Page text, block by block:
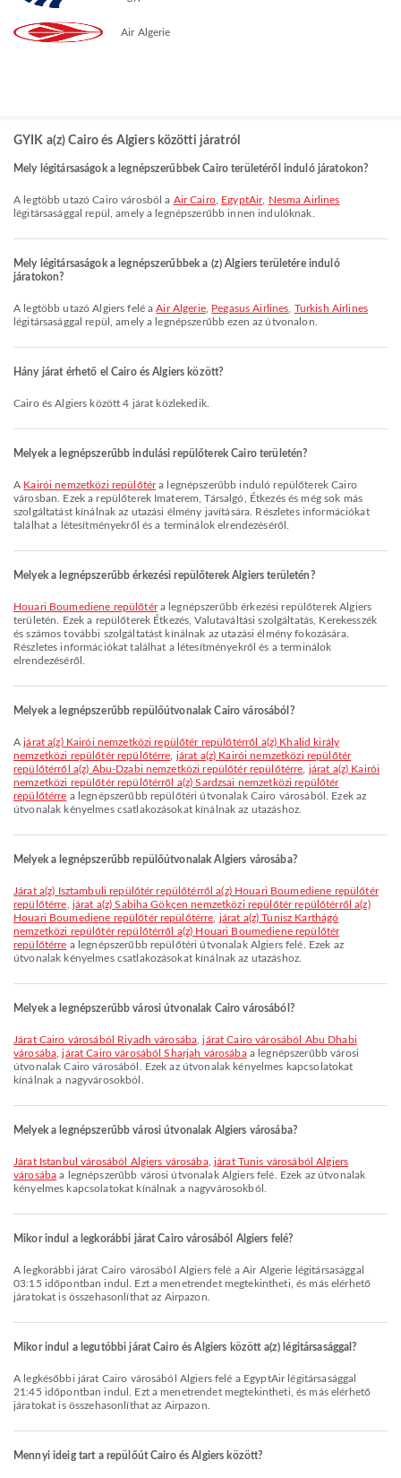
Air Algerie
GYIK a(z) Cairo és Algiers közötti járatról
Mely légitársaságok a legnépszerűbbek Cairo területéről induló járatokon?
A legtöbb utazó Cairo városból a Air Cairo, EgyptAir, Nesma Airlines
légitársasággal repül, amely a legnépszerűbb innen indulóknak.
Mely légitársaságok a legnépszerűbbek a (z) Algiers területére induló
járatokon?
A legtöbb utazó Algiers felé aAir Algerie, Pegasus Airlines Turkish Airlines
légitársasággal repül, amely a legnépszerűbb ezen az útvonalon.
Hány járat érhető el Cairo és Algiers között?
Cairo és Algiers között 4 járat közlekedik.
Melyek a legnépszerűbb indulási repülőterek Cairo területén?
Kairói nemzetközi repülőtéra legnépszerűbb induló repülőterek Cairo
városban. Ezek a repülőterek Imaterem, Társalgó, Étkezés és még sok más
szolgáltatást kínálnak az utazási élmény javítására. Részletes információkat
találhat a létesítményekről és a terminálok elrendezéséről.
Melyek a legnépszerűbb érkezési repülőterek Algiers területén?
Houari Boumediene repülőtéra legnépszerűbb érkezési repülőterek Algiers
területén. Ezek a repülőterek Étkezés, Valutaváltási szolgáltatás, Kerekesszék
és számos további szolgáltatást kínálnak az utazási élmény fokozására.
Részletes információkat találhat a létesítményekről és a terminálok
elrendezéséről.
Melyek a legnépszerűbb repülőútvonalak Cairo városából?
Ajárat a(z) Kairói nemzetközi repülőtér repülőtérről a(z) Khalid király
nemzetközi repülőtér repülőtérre járat a(z) Kairói nemzetközi repülőtér
repülőtérről a(z) Abu-Dzabi nemzetközi repülőtér repülőtérre járat a(z) Kairói
nemzetközi repülőtér repülőtérről a(z) Sardzsai nemzetközi repülőtér
repülőtérre a legnépszerűbb repülőtéri útvonalak Cairo városából. Ezek az
útvonalak kényelmes csatlakozásokat kínálnak az utazáshoz.
Melyek a legnépszerűbb repülőútvonalak Algiers városába?
járat a(z) Isztambuli repülőtér repülőtérről a(z) Houari Boumediene repülőtér
repülőtérre járat a(z) Sabiha Gökçen nemzetközi repülőtér repülőtérről a(z)
Houari Boumediene repülőtér repülőtérre járat a(z) Tunisz Karthágó
nemzetközi repülőtér repülőtérről a(z) Houari Boumediene repülőtér
repülőtérre a legnépszerűbb repülőtéri útvonalak Algiers felé. Ezek az
útvonalak kényelmes csatlakozásokat kínálnak az utazáshoz.
Melyek a legnépszerűbb városi útvonalak Cairo városából?
járat Cairo városából Riyadh városába ,járat Cairo városából Abu Dhabi
városába ,járat Cairo városából Sharjah városábaa legnépszerűbb városi
útvonalak Cairo városából. Ezek az útvonalak kényelmes kapcsolatokat
kínálnak a nagyvárosokból.
Melyek a legnépszerűbb városi útvonalak Algiers városába?
járat Istanbul városából Algiers városába,járat Tunis városából Algiers
városába a legnépszerűbb városi útvonalak Algiers felé. Ezek az útvonalak
kényelmes kapcsolatokat kínálnak a nagyvárosokból.
Mikor indul a legkorábbi járat Cairo városából Algiers felé?
A legkorábbi járat Cairo városából Algiers felé a Air Algerie légitársasággal
03:15 időpontban indul. Ezt a menetrendet megtekintheti, és más elérhető
járatokat is összehasonlíthat az Airpazon.
Mikor indul a legutóbbi járat Cairo és Algiers között a(z) légitársasággal?
A legkésőbbi járat Cairo városából Algiers felé a EgyptAir légitársasággal
21:45 időpontban indul. Ezt a menetrendet megtekintheti, és más elérhető
járatokat is összehasonlíthat az Airpazon.
Mennyi ideig tart a repülőút Cairo és Algiers között?